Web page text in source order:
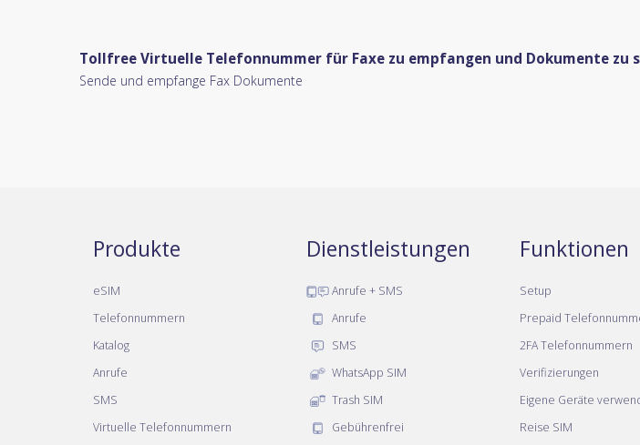
Tollfree Virtuelle Telefonnummer für Faxe zu empfangen und Dokumente zu
Sende und empfange Fax Dokumente
Produkte
eSIM
Telefonnummern
Katalog
Anrufe
SMS
Virtuelle Telefonnummern
Dienstleistungen
Anrufe + SMS
Anrufe
SMS
WhatsApp SIM
Trash SIM
Gebührenfrei
Funktionen
Setup
Prepaid
2FA Telefonnummern
Verifizierungen
Eigene Geräte
Reise SIM